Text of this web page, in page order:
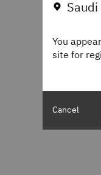
You
site for
Cancel